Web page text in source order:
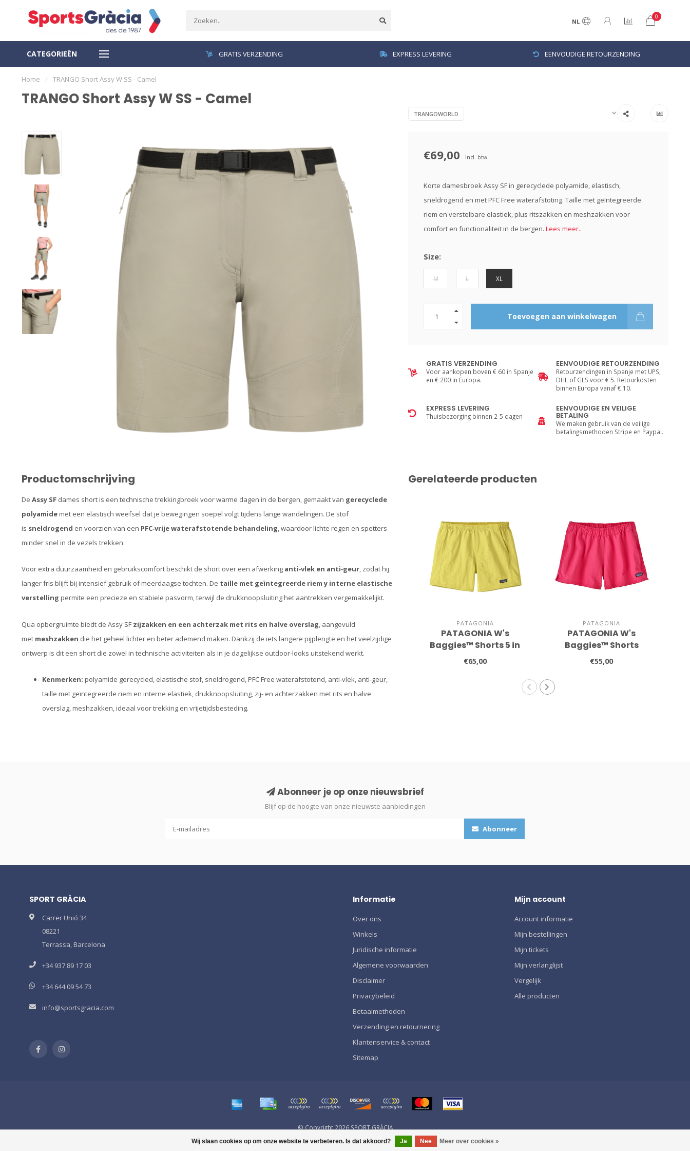
NL
0
CATEGORIEËN
VEILIGE BETALING GRATIS VERZENDING EXPRESS LEVERING EENVOUDIGE RETOURZENDING
Home / TRANGO Short Assy W SS - Camel
TRANGO Short Assy W SS - Camel
TRANGOWORLD
€69,00 Incl. btw
Korte damesbroek Assy SF in gerecyclede polyamide, elastisch,
sneldrogend en met PFC Free waterafstoting. Taille met geïntegreerde
riem en verstelbare elastiek, plus ritszakken en meshzakken voor
comfort en functionaliteit in de bergen. Lees meer..
Size:
M L XL
Toevoegen aan winkelwagen
GRATIS VERZENDING
Voor aankopen boven € 60 in Spanje
en € 200 in Europa.
EENVOUDIGE RETOURZENDING
Retourzendingen in Spanje met UPS,
DHL of GLS voor € 5. Retourkosten
binnen Europa vanaf € 10.
EXPRESS LEVERING
Thuisbezorging binnen 2-5 dagen
EENVOUDIGE EN VEILIGE
BETALING
We maken gebruik van de veilige
betalingsmethoden Stripe en Paypal.
Productomschrijving
De Assy SF dames short is een technische trekkingbroek voor warme dagen in de bergen, gemaakt van gerecyclede
polyamidemet een elastisch weefsel dat je bewegingen soepel volgt tijdens lange wandelingen. De stof
is sneldrogend en voorzien van een PFC‑vrije waterafstotende behandeling, waardoor lichte regen en spetters
minder snel in de vezels trekken.
Voor extra duurzaamheid en gebruikscomfort beschikt de short over een afwerking anti‑vlek en anti‑geur, zodat hij
langer fris blijft bij intensief gebruik of meerdaagse tochten. De taille met geïntegreerde riem y interne elastische
verstelling permite een precieze en stabiele pasvorm, terwijl de drukknoopsluiting het aantrekken vergemakkelijkt.
Qua opbergruimte biedt de Assy SF zijzakken en een achterzak met rits en halve overslag, aangevuld
met meshzakken die het geheel lichter en beter ademend maken. Dankzij de iets langere pijplengte en het veelzijdige
ontwerp is dit een short die zowel in technische activiteiten als in je dagelijkse outdoor‑looks uitstekend werkt.
Kenmerken: polyamide gerecycled, elastische stof, sneldrogend, PFC Free waterafstotend, anti‑vlek, anti‑geur,
taille met geïntegreerde riem en interne elastiek, drukknoopsluiting, zij- en achterzakken met rits en halve
overslag, meshzakken, ideaal voor trekking en vrijetijdsbesteding.
Gerelateerde producten
PATAGONIA
PATAGONIA W's
Baggies™ Shorts 5 in
€65,00
PATAGONIA
PATAGONIA W's
Baggies™ Shorts
€55,00
Wij slaan cookies op om onze website te verbeteren. Is dat akkoord? Ja Nee Meer over cookies »
Abonneer je op onze nieuwsbrief
Blijf op de hoogte van onze nieuwste aanbiedingen
Abonneer
SPORT GRÀCIA
Carrer Unió 34
08221
Terrassa, Barcelona
+34 937 89 17 03
+34 644 09 54 73
info@sportsgracia.com
Informatie
Over ons
Winkels
Juridische informatie
Algemene voorwaarden
Disclaimer
Privacybeleid
Betaalmethoden
Verzending en retournering
Klantenservice & contact
Sitemap
Mijn account
Account informatie
Mijn bestellingen
Mijn tickets
Mijn verlanglijst
Vergelijk
Alle producten
© Copyright 2026 SPORT GRÀCIA